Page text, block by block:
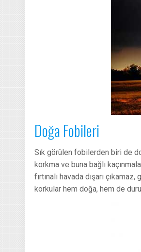
Doğa Fobileri
Sık görülen fobilerden biri de
korkma ve buna bağlı
fırtınalı havada dışarı
korkular hem doğa, hem de